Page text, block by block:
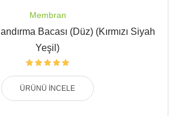
Membran
Bacası (Düz) (Kırmızı Siyah
Yeşil)
ÜRÜNÜ İNCELE